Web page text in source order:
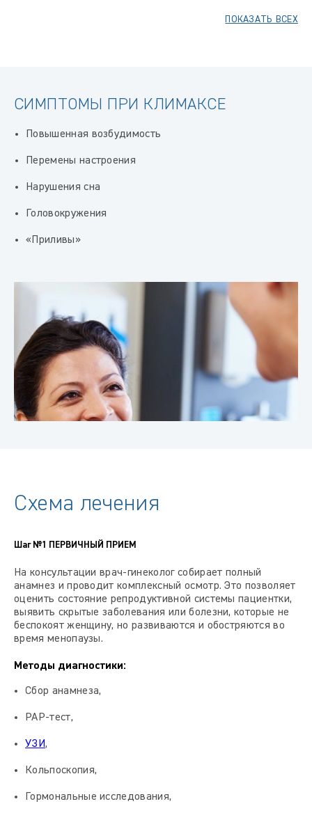
ПОКАЗАТЬ ВСЕХ
СИМПТОМЫ ПРИ КЛИМАКСЕ
Повышенная возбудимость
Перемены настроения
Нарушения сна
Головокружения
«Приливы»
Схема лечения
Шаг №1 ПЕРВИЧНЫЙ ПРИЕМ
На консультации врач-гинеколог собирает полный
анамнез и проводит комплексный осмотр. Это позволяет
оценить состояние репродуктивной системы пациентки,
выявить скрытые заболевания или болезни, которые не
беспокоят женщину, но развиваются и обостряются во
время менопаузы.
Методы диагностики:
Сбор анамнеза,
PAP-тест,
УЗИ,
Кольпоскопия,
Гормональные исследования,